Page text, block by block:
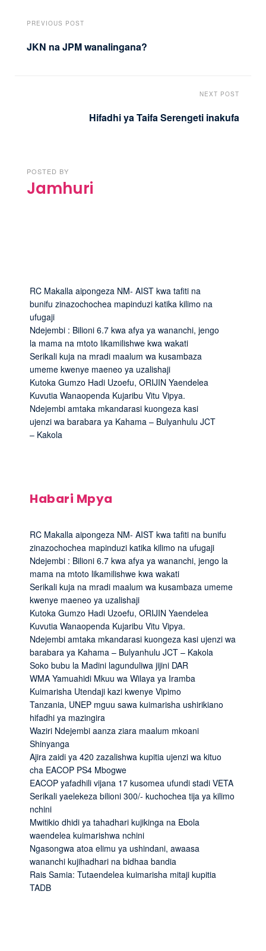
PREVIOUS POST
JKN na JPM wanalingana?
NEXT POST
Hifadhi ya Taifa Serengeti inakufa
POSTED BY
Jamhuri
RC Makalla aipongeza NM- AIST kwa tafiti na
bunifu zinazochochea mapinduzi katika kilimo na
ufugaji
Ndejembi : Bilioni 6.7 kwa afya ya wananchi, jengo
la mama na mtoto likamilishwe kwa wakati
Serikali kuja na mradi maalum wa kusambaza
umeme kwenye maeneo ya uzalishaji
Kutoka Gumzo Hadi Uzoefu, ORIJIN Yaendelea
Kuvutia Wanaopenda Kujaribu Vitu Vipya.
Ndejembi amtaka mkandarasi kuongeza kasi
ujenzi wa barabara ya Kahama – Bulyanhulu JCT
– Kakola
Habari Mpya
RC Makalla aipongeza NM- AIST kwa tafiti na bunifu
zinazochochea mapinduzi katika kilimo na ufugaji
Ndejembi : Bilioni 6.7 kwa afya ya wananchi, jengo la
mama na mtoto likamilishwe kwa wakati
Serikali kuja na mradi maalum wa kusambaza umeme
kwenye maeneo ya uzalishaji
Kutoka Gumzo Hadi Uzoefu, ORIJIN Yaendelea
Kuvutia Wanaopenda Kujaribu Vitu Vipya.
Ndejembi amtaka mkandarasi kuongeza kasi ujenzi wa
barabara ya Kahama – Bulyanhulu JCT – Kakola
Soko bubu la Madini lagunduliwa jijini DAR
WMA Yamuahidi Mkuu wa Wilaya ya Iramba
Kuimarisha Utendaji kazi kwenye Vipimo
Tanzania, UNEP mguu sawa kuimarisha ushirikiano
hifadhi ya mazingira
Waziri Ndejembi aanza ziara maalum mkoani
Shinyanga
Ajira zaidi ya 420 zazalishwa kupitia ujenzi wa kituo
cha EACOP PS4 Mbogwe
EACOP yafadhili vijana 17 kusomea ufundi stadi VETA
Serikali yaelekeza bilioni 300/- kuchochea tija ya kilimo
nchini
Mwitikio dhidi ya tahadhari kujikinga na Ebola
waendelea kuimarishwa nchini
Ngasongwa atoa elimu ya ushindani, awaasa
wananchi kujihadhari na bidhaa bandia
Rais Samia: Tutaendelea kuimarisha mitaji kupitia
TADB